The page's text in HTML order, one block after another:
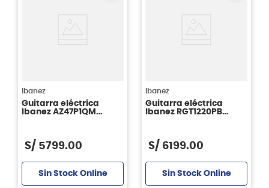
Ibanez
Guitarra eléctrica
Ibanez AZ47P1QM
S/ 5799.00
Sin Stock Online
Ibanez
Guitarra eléctrica
Ibanez RGT1220PB
S/ 6199.00
Sin Stock Online